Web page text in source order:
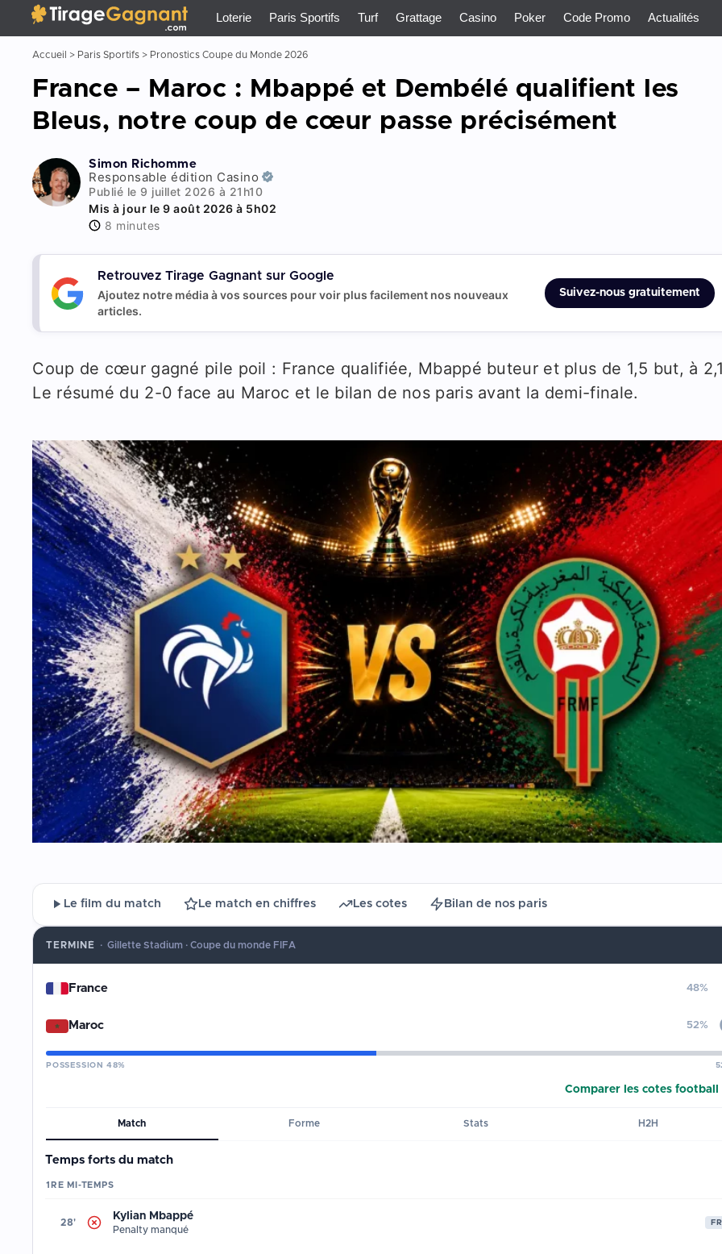
Tirage Gagnant
Loterie Paris Sportifs Turf Grattage Casino Poker Code Promo Actualités
Accueil > Paris Sportifs > Pronostics Coupe du Monde 2026
France – Maroc : Mbappé et Dembélé qualifient les
Bleus, notre coup de cœur passe précisément
Simon Richomme
Responsable édition Casino
Publié le 9 juillet 2026 à 21h10
Mis à jour le 9 août 2026 à 5h02
8 minutes
Retrouvez Tirage Gagnant sur Google
Ajoutez notre média à vos sources pour voir plus facilement nos nouveaux
articles.
Suivez-nous gratuitement
Coup de cœur gagné pile poil : France qualifiée, Mbappé buteur et plus de 1,5 but, à
Le résumé du 2-0 face au Maroc et le bilan de nos paris avant la demi-finale.
Le film du match Le match en chiffres Les cotes Bilan de nos paris
TERMINÉ · Gillette Stadium · Coupe du monde FIFA
France 48%
Maroc 52%
POSSESSION 48%
Comparer les cotes
Match Forme Stats H2H
Temps forts du match
1RE MI-TEMPS
28'
Kylian Mbappé
Penalty manqué